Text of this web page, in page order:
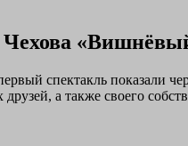
спектакль показали
а также своего